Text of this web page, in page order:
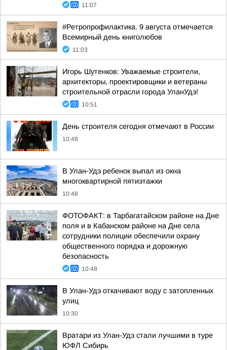
11:07
#Ретропрофилактика. 9 августа отмечается
Всемирный день книголюбов
11:03
Игорь Шутенков: Уважаемые строители,
архитекторы, проектировщики и ветераны
строительной отрасли города УланУдэ!
10:51
День строителя сегодня отмечают в России
10:48
В Улан-Удэ ребенок выпал из окна
многоквартирной пятиэтажки
10:48
ФОТОФАКТ: в Тарбагатайском районе на Дне
поля и в Кабанском районе на Дне села
сотрудники полиции обеспечили охрану
общественного порядка и дорожную
безопасность
10:48
В Улан-Удэ откачивают воду с затопленных
улиц
10:30
Вратари из Улан-Удэ стали лучшими в туре
ЮФЛ Сибирь